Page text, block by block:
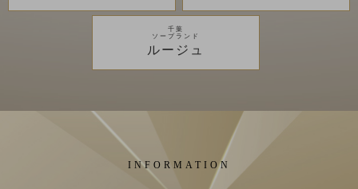
千葉
ソープランド
ルージュ
INFORMATION